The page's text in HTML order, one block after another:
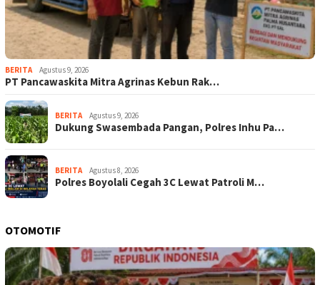
BERITA Agustus 9, 2026
‎PT Pancawaskita Mitra Agrinas Kebun Rak…
BERITA Agustus 9, 2026
Dukung Swasembada Pangan, Polres Inhu Pa…
BERITA Agustus 8, 2026
Polres Boyolali Cegah 3C Lewat Patroli M…
OTOMOTIF